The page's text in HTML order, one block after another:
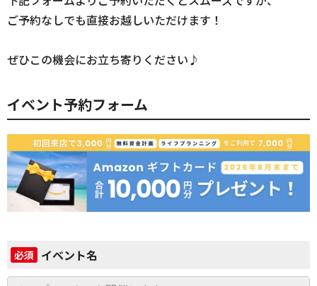
ご予約なしでも直接お越しいただけます！
ぜひこの機会にお立ち寄りください♪
イベント予約フォーム
必須 イベント名